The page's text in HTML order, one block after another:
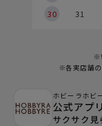
30
31
※各実店舗
ホビーラホビ
公式アプ
サクサク